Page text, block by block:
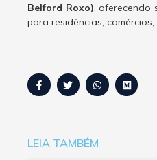
Belford Roxo), oferecendo
para residências,
LEIA TAMBÉM